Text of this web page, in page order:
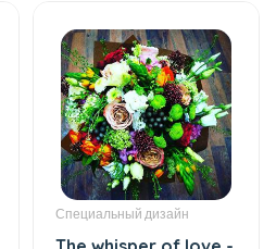
Специальный дизайн
The whisper of love -
Special design